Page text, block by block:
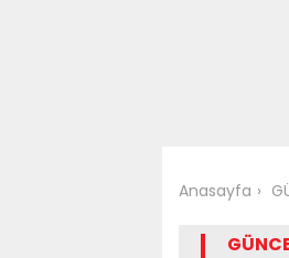
Anasayfa